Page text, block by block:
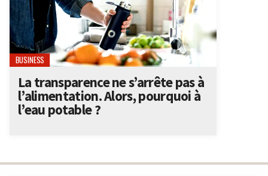
BUSINESS
La transparence ne s’arrête pas à
l’alimentation. Alors, pourquoi à
l’eau potable ?